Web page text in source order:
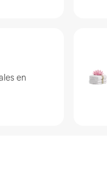
en